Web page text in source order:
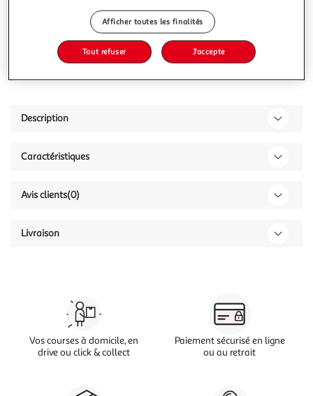
249,00€
Ajouter au panier
Ajouter à une liste
Description
Caractéristiques
Avis clients(0)
Livraison
Vos courses à domicile, en
drive ou click & collect
Paiement sécurisé en ligne
ou au retrait
Afficher toutes les finalités
Tout refuser J'accepte